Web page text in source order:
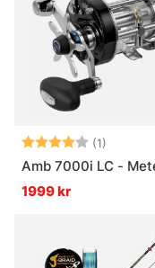
Betyg: (1)
4.0
Amb 7000i LC -
1999 kr